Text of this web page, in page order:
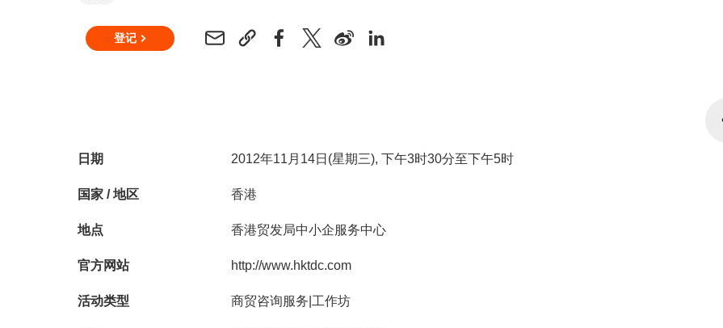
登记
日期 2012年11月14日(星期三), 下午3时30分至下午5时
国家 / 地区 香港
地点 香港贸发局中小企服务中心
官方网站 http://www.hktdc.com
活动类型 商贸咨询服务|工作坊